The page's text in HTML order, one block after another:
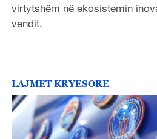
virtytshëm në ekosistemin
vendit.
LAJMET KRYESORE